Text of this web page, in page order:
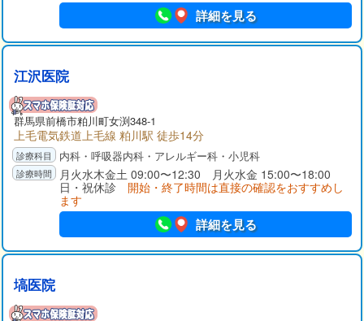
詳細を見る
江沢医院
群馬県前橋市粕川町女渕348-1
上毛電気鉄道上毛線 粕川駅 徒歩14分
内科・呼吸器内科・アレルギー科・小児科
月火水木金土 09:00〜12:30 月火水金 15:00〜18:00
日・祝休診 開始・終了時間は直接の確認をおすすめし
ます
詳細を見る
塙医院